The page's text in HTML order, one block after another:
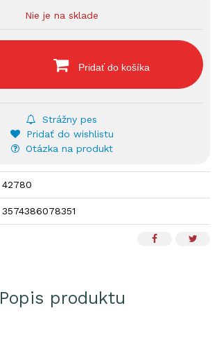
Nie je na sklade
Pridať do košíka
Strážny pes
Pridať do wishlistu
Otázka na produkt
42780
3574386078351
Popis produktu